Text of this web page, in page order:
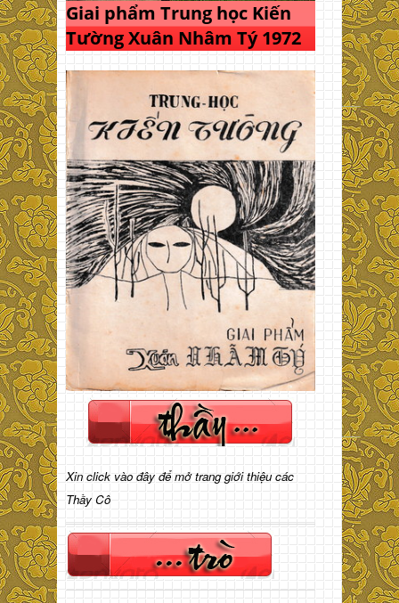
Giai phẩm Trung học Kiến
Tường Xuân Nhâm Tý 1972
Xin click vào đây để mở trang giới thiệu các
Thầy Cô